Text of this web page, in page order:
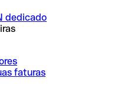
dedicado
faturas